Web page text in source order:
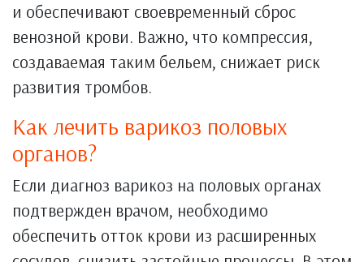
и обеспечивают своевременный сброс
венозной крови. Важно, что компрессия,
создаваемая таким бельем, снижает риск
развития тромбов.
Как лечить варикоз половых
органов?
Если диагноз варикоз на половых органах
подтвержден врачом, необходимо
обеспечить отток крови из расширенных